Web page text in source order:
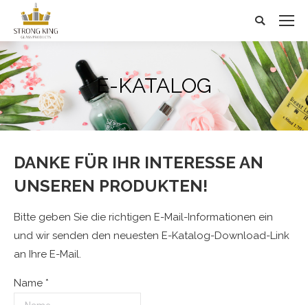
Search:
E-KATALOG
DANKE FÜR IHR INTERESSE AN
UNSEREN PRODUKTEN!
Bitte geben Sie die richtigen E-Mail-Informationen ein
und wir senden den neuesten E-Katalog-Download-Link
an Ihre E-Mail.
Name *